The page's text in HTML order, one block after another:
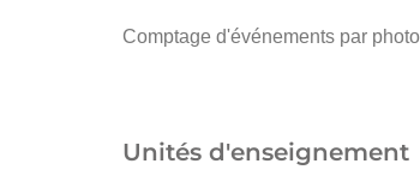
Comptage d'événements par
Unités d'enseignement